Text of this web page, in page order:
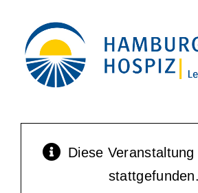
Inhalt
springen
Diese
stattgefunden.